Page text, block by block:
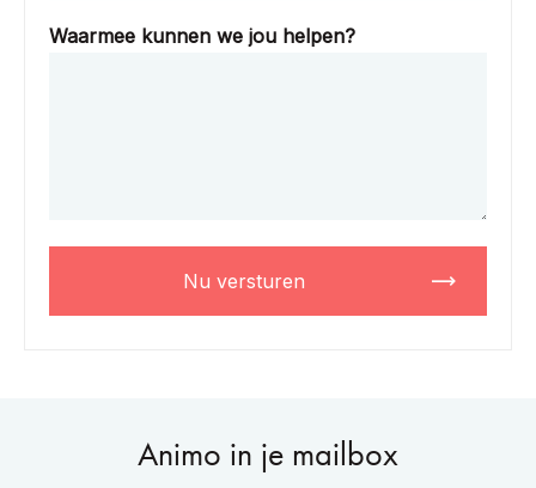
Waarmee kunnen we jou helpen?
Animo in je mailbox